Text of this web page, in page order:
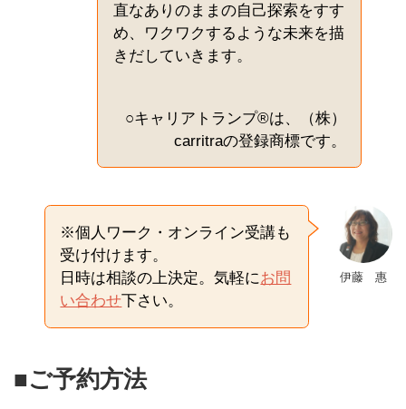
直なありのままの自己探索をすす
め、ワクワクするような未来を描
きだしていきます。
○キャリアトランプ®は、（株）
carritraの登録商標です。
伊藤 惠
※個人ワーク・オンライン受講も
受け付けます。
日時は相談の上決定。気軽にお問
い合わせ下さい。
■ご予約方法